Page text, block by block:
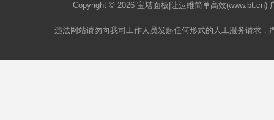
Copyright © 2026 宝塔面板 |让运维简单高效
违法网站请勿向我司工作人员发起任何形式的人工服务请求，